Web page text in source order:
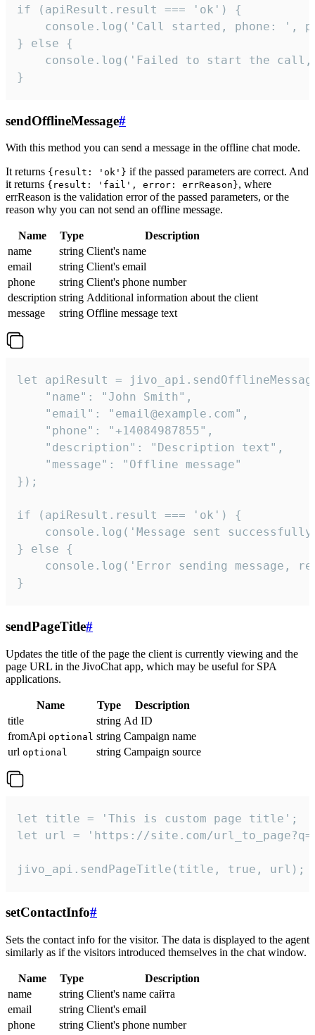
if (apiResult.result === 'ok') {
console.log('Call started, phone: ',
} else {
console.log('Failed to start the
}
sendOfflineMessage#
With this method you can send a message in the offline chat mode.
It returns {result: 'ok'} if the passed parameters are correct. And
it returns {result: 'fail', error: errReason}, where
errReason is the validation error of the passed parameters, or the
reason why you can not send an offline message.
Name Type
Description
name
string Client's name
email
string Client's email
phone
string Client's phone number
description string Additional information about the client
message
string Offline message text
let apiResult =
    "name": "John Smith",
    "email": "email@example.com",
    "phone": "+14084987855",
    "description": "Description text",
    "message": "Offline message"
});
if (apiResult.result === 'ok') {
console.log('Message sent
} else {
console.log('Error sending message,
}
sendPageTitle#
Updates the title of the page the client is currently viewing and the
page URL in the JivoChat app, which may be useful for SPA
applications.
Name Type
Description
title
string Ad ID
fromApi optional string Campaign name
url optional string Campaign source
let title = 'This is custom page title';
let url = 'https://site.com/
jivo_api.sendPageTitle(title, true, url);
setContactInfo#
Sets the contact info for the visitor. The data is displayed to the agent
similarly as if the visitors introduced themselves in the chat window.
Name Type
Description
name
string Client's name сайта
email
string Client's email
phone
string Client's phone number